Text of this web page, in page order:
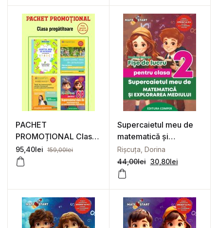
PACHET
PROMOȚIONAL Clasa
Pregătitoare
95,40lei 159,00lei
Supercaietul meu de
matematică și
explorarea mediului.
Fișe de lucru pentru
clasa a II-a
Rișcuța, Dorina
44,00lei 30,80lei